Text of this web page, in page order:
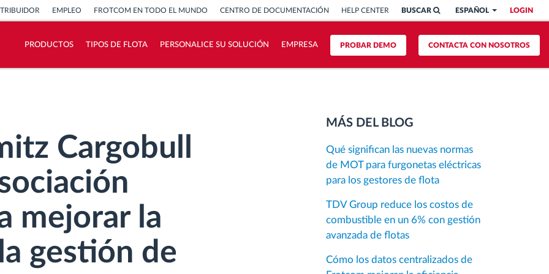
LOGIN
ESPAÑOL
BUSCAR
EMPLEO FROTCOM EN TODO EL MUNDO CENTRO DE DOCUMENTACIÓN HELP CENTER
CONTACTA CON NOSOTROS
PROBAR DEMO
PRODUCTOS TIPOS DE FLOTA PERSONALICE SU SOLUCIÓN EMPRESA
Cargobull
mejorar la
gestión de
MÁS DEL BLOG
Qué significan las nuevas normas
de MOT para furgonetas eléctricas
para los gestores de flota
TDV Group reduce los costos de
combustible en un 6% con gestión
avanzada de flotas
Cómo los datos centralizados de